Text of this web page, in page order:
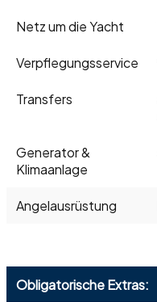
Netz um die Yacht
Verpflegungsservice
Transfers
Generator &
Klimaanlage
Angelausrüstung
Obligatorische Extras: